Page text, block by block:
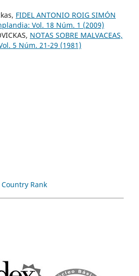
FIDEL ANTONIO ROIG SIMÓN
Vol. 18 Núm. 1 (2009)
NOTAS SOBRE MALVACEAS,
5 Núm. 21-29 (1981)